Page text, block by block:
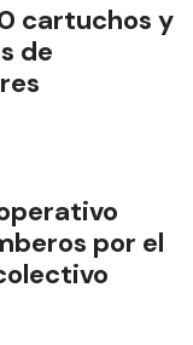
cartuchos y
de
por el